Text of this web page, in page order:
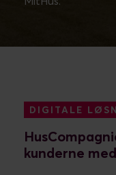
DIGITALE
kunderne